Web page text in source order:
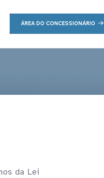
ÁREA DO CONCESSIONÁRIO
da Lei